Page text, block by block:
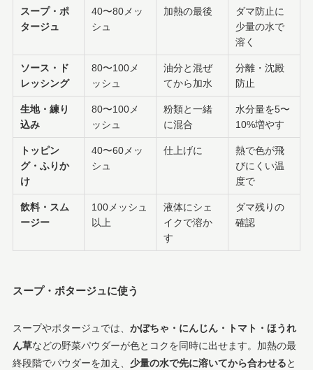
スープ・ポ
タージュ
40〜80メッ
シュ
加熱の最後
ダマ防止に
少量の水で
溶く
ソース・ド
レッシング
80〜100メ
ッシュ
油分と混ぜ
てから加水
分離・沈殿
防止
生地・練り
込み
80〜100メ
ッシュ
粉類と一緒
に混合
水分量を5〜
10%増やす
トッピン
グ・ふりか
け
40〜60メッ
シュ
仕上げに
熱で色が飛
びにくい温
度で
飲料・スム
ージー
100メッシュ
以上
液体にシェ
イクで溶か
す
ダマ残りの
確認
スープ・ポタージュに使う
スープやポタージュでは、 かぼちゃ・にんじん・トマト・ほうれ
ん草などの野菜パウダーが色とコクを同時に出せます。加熱の最
終段階でパウダーを加え、 少量の水で先に溶いてから合わせると